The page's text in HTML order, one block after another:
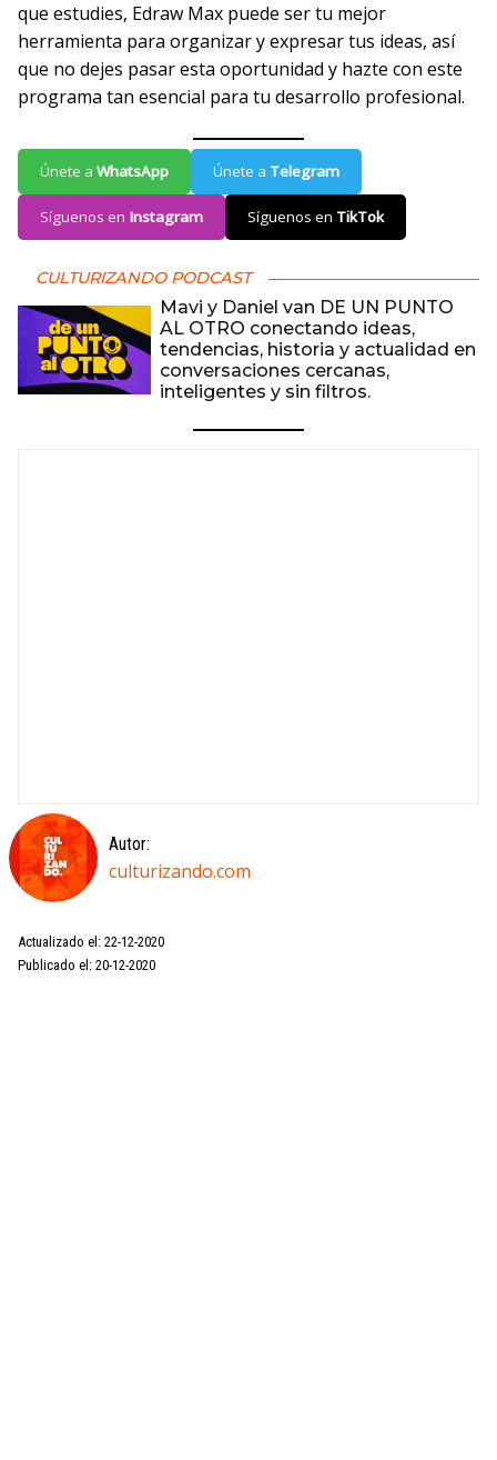
que estudies, Edraw Max puede ser tu mejor
herramienta para organizar y expresar tus ideas, así
que no dejes pasar esta oportunidad y hazte con este
programa tan esencial para tu desarrollo profesional.
Únete a WhatsApp Únete a Telegram
Síguenos en Instagram Síguenos en TikTok
CULTURIZANDO PODCAST
Mavi y Daniel van DE UN PUNTO
AL OTRO conectando ideas,
tendencias, historia y actualidad en
conversaciones cercanas,
inteligentes y sin filtros.
Autor:
culturizando.com
Actualizado el: 22-12-2020
Publicado el: 20-12-2020